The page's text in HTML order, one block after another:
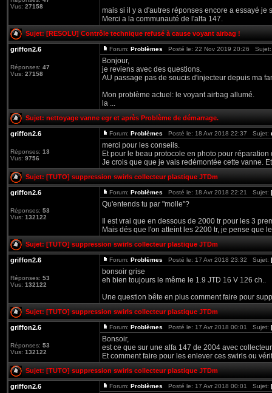
Vus: 27158
mais si il y a d'autres réponses encore a essayé je
Merci a la communauté de l'alfa 147.
Sujet: [RESOLU] Contrôle technique refusé à cause voyant airbag !
griffon2.6
Réponses: 47
Vus: 27158
Forum: Problèmes Posté le: 22 Nov 2019 20:26
Bonjour,
je reviens avec des questions.
AU passage pas de soucis d'injecteur depuis ma
Mon problème actuel: le voyant airbag allumé.
la ...
Sujet: nettoyage vanne egr et après Problème de démarrage.
griffon2.6
Réponses: 13
Vus: 9756
Forum: Problèmes Posté le: 18 Avr 2018 22:37 Sujet:
merci pour les conseils.
Et pour le beau protocole en photo pour réparation
Je crois que que je vais redémontée cette vanne.
Sujet: [TUTO] suppression swirls collecteur plastique JTDm
griffon2.6
Réponses: 53
Vus: 132122
Forum: Problèmes Posté le: 18 Avr 2018 22:21 Sujet:
Qu'entends tu par "molle"?
Il est vrai que en dessous de 2000 tr pour les 3
Mais dés que l'on atteint les 2200 tr, je pense que
Sujet: [TUTO] suppression swirls collecteur plastique JTDm
griffon2.6
Réponses: 53
Vus: 132122
Forum: Problèmes Posté le: 17 Avr 2018 23:32 Sujet:
bonsoir grise
eh bien toujours le même le 1.9 JTD 16 V 126 ch..
Une question bête en plus comment faire pour
Sujet: [TUTO] suppression swirls collecteur plastique JTDm
griffon2.6
Réponses: 53
Vus: 132122
Forum: Problèmes Posté le: 17 Avr 2018 00:01 Sujet:
Bonsoir,
est ce que sur une alfa 147 de 2004 avec
Et comment faire pour les enlever ces swirls ou
Sujet: [TUTO] suppression swirls collecteur plastique JTDm
griffon2.6 Forum: Problèmes Posté le: 17 Avr 2018 00:01 Sujet: